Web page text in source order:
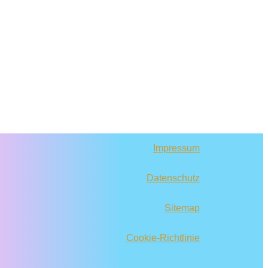
Impressum
Datenschutz
Sitemap
Cookie-Richtlinie